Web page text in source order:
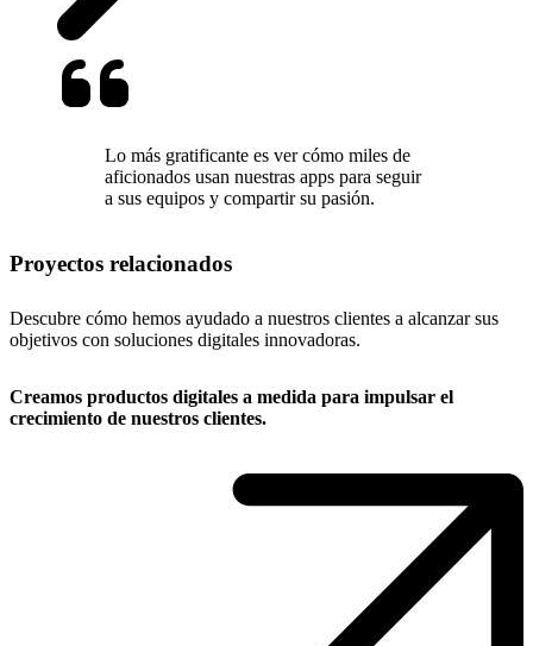
Lo más gratificante es ver cómo miles de
aficionados usan nuestras apps para seguir
a sus equipos y compartir su pasión.
Proyectos relacionados
Descubre cómo hemos ayudado a nuestros clientes a alcanzar sus
objetivos con soluciones digitales innovadoras.
Creamos productos digitales a medida para impulsar el
crecimiento de nuestros clientes.